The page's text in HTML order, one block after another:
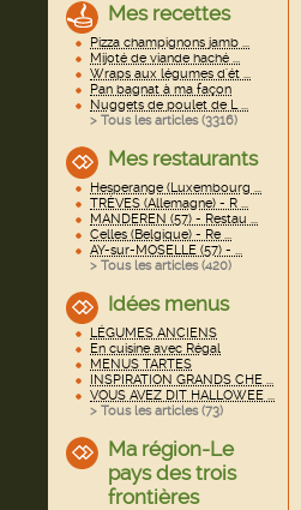
Mes recettes
Pizza champignons jamb ...
Mijoté de viande haché ...
Wraps aux légumes d'ét ...
Pan bagnat à ma façon
Nuggets de poulet de L ...
> Tous les articles (3316)
Mes restaurants
Hesperange (Luxembourg ...
TRÈVES (Allemagne) - R ...
MANDEREN (57) - Restau ...
Celles (Belgique) - Re ...
AY-sur-MOSELLE (57) - ...
> Tous les articles (420)
Idées menus
LÉGUMES ANCIENS
En cuisine avec Régal
MENUS TARTES
INSPIRATION GRANDS CHE ...
VOUS AVEZ DIT HALLOWEE ...
> Tous les articles (73)
Ma région-Le
pays des trois
frontières